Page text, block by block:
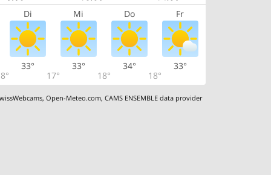
Di Mi Do Fr
33°
17°
33°
18°
34°
18°
33°
,Open-Meteo.com,CAMS ENSEMBLE data provider